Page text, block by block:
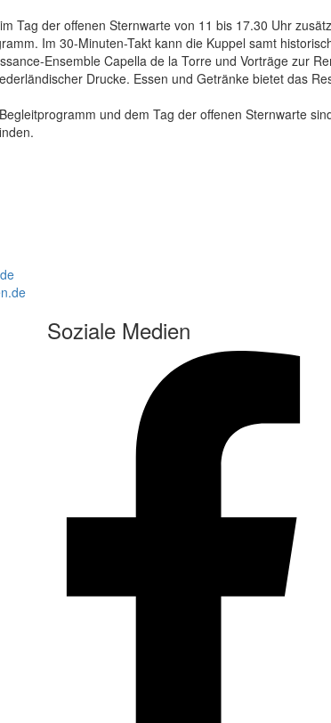
Tag der offenen Sternwarte von 11 bis 17.30 Uhr
Im 30-Minuten-Takt kann die Kuppel samt
Ensemble Capella de la Torre und Vorträge zur
Drucke. Essen und Getränke bietet das
und dem Tag der offenen Sternwarte
Soziale Medien